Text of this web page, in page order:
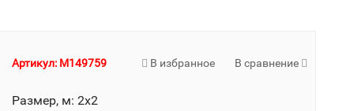
В избранное В сравнение
Артикул: M149759
Размер, м: 2х2